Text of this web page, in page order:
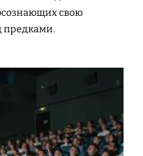
свою
предками.